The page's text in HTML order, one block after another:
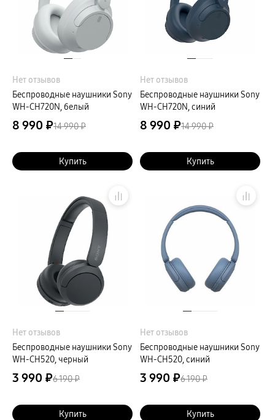
Нет отзывов
Беспроводные наушники Sony
WH-CH720N, белый
8 990 ₽14 990 ₽
Купить
Нет отзывов
Беспроводные наушники Sony
WH-CH720N, синий
8 990 ₽14 990 ₽
Купить
Нет отзывов
Беспроводные наушники Sony
WH-CH520, черный
3 990 ₽6 190 ₽
Купить
Нет отзывов
Беспроводные наушники Sony
WH-CH520, синий
3 990 ₽6 190 ₽
Купить